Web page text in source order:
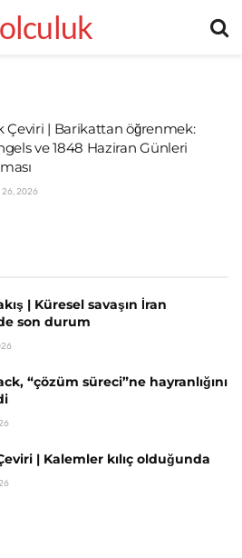
Çeviri | Barikattan öğrenmek:
ve 1848 Haziran Günleri
26, 2026
| Küresel savaşın İran
son durum
“çözüm süreci”ne hayranlığını
| Kalemler kılıç olduğunda